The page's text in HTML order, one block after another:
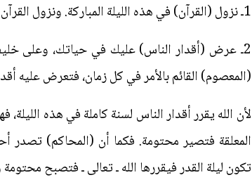
1ـ نزول (القرآن) في هذه الليلة المباركة. ونزول القرآن يعني إيضاح الرسالة لك، وإيضاح الطريق في الحياة لأمتك.
2ـ عرض (أقدار الناس) عليك في حياتك، وعلى
(المعصوم) القائم بالأمر في كل زمان، فتعرض عليه
لأن الله يقرر أقدار الناس لسنة كاملة في هذه الليلة،
المعلقة فتصير محتومة. فكما أن (المحاكم) تصدر
تكون ليلة القدر فيقررها الله ـ تعالى ـ فتصبح